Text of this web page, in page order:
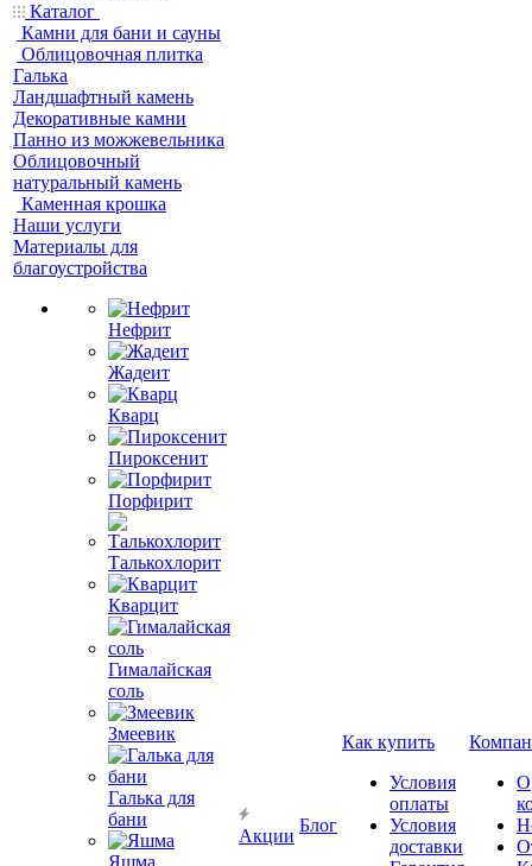
Каталог
Камни для бани и сауны
Облицовочная плитка
Галька
Ландшафтный камень
Декоративные камни
Панно из можжевельника
Облицовочный
натуральный камень
Каменная крошка
Наши услуги
Материалы для
благоустройства
Нефрит
Жадеит
Кварц
Пироксенит
Порфирит
Талькохлорит
Кварцит
Гималайская
соль
Змеевик
Галька для
бани
Яшма
Акции
Блог
Как купить
Условия
оплаты
Условия
доставки
О